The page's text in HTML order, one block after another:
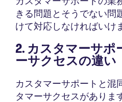
きる問題とそうでない問
けて対応しなければいけ
2. カスタマーサポ
ーサクセスの違い
カスタマーサポートと混
タマーサクセスがありま